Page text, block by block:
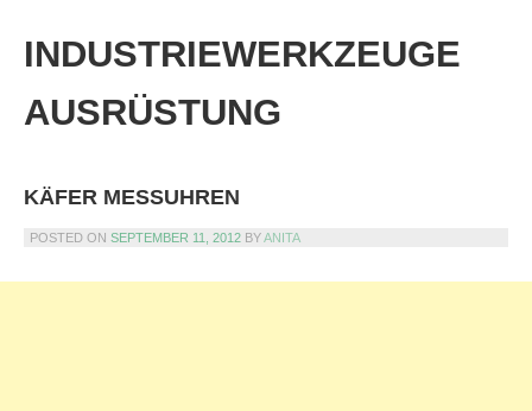
content
INDUSTRIEWERKZEUGE
AUSRÜSTUNG
KÄFER MESSUHREN
POSTED ON SEPTEMBER 11, 2012 BYANITA